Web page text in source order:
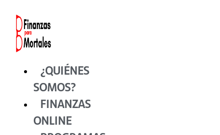
contenido
¿QUIÉNES
SOMOS?
FINANZAS
ONLINE